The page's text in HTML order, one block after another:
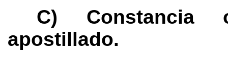
C) Constancia o
apostillado.